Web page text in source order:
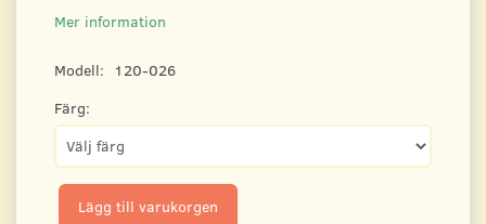
Mer information
Modell:
120-026
Färg:
Lägg till varukorgen